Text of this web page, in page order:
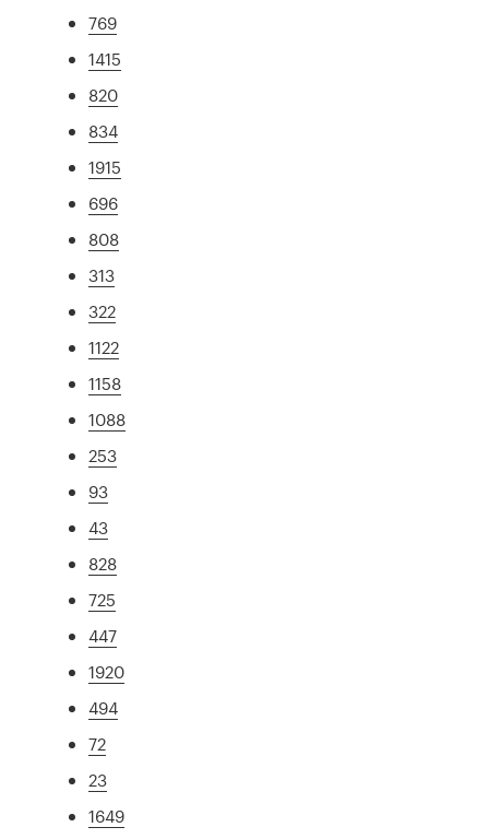
769
1415
820
834
1915
696
808
313
322
1122
1158
1088
253
93
43
828
725
447
1920
494
72
23
1649